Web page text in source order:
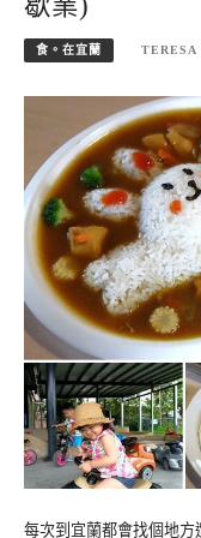
食。在宜蘭 TERESA
每次到宜蘭都會找個地